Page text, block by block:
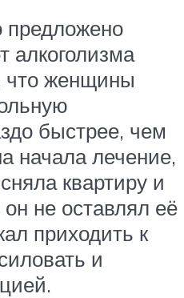
предложено
алкоголизма
что женщины
быстрее, чем
начала лечение,
квартиру и
не оставлял её
приходить к
и